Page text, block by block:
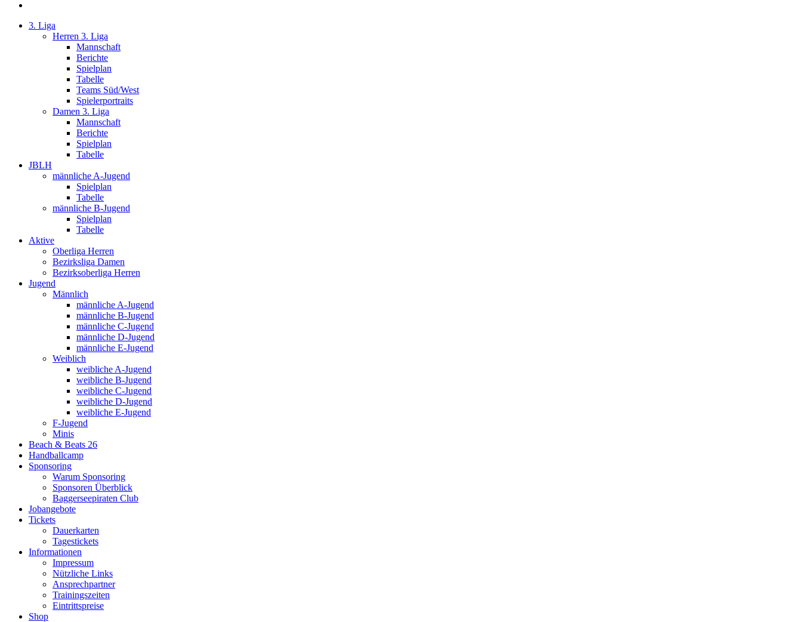
3. Liga
Herren 3. Liga
Mannschaft
Berichte
Spielplan
Tabelle
Teams Süd/West
Spielerportraits
Damen 3. Liga
Mannschaft
Berichte
Spielplan
Tabelle
JBLH
männliche A-Jugend
Spielplan
Tabelle
männliche B-Jugend
Spielplan
Tabelle
Aktive
Oberliga Herren
Bezirksliga Damen
Bezirksoberliga Herren
Jugend
Männlich
männliche A-Jugend
männliche B-Jugend
männliche C-Jugend
männliche D-Jugend
männliche E-Jugend
Weiblich
weibliche A-Jugend
weibliche B-Jugend
weibliche C-Jugend
weibliche D-Jugend
weibliche E-Jugend
F-Jugend
Minis
Beach & Beats 26
Handballcamp
Sponsoring
Warum Sponsoring
Sponsoren Überblick
Baggerseepiraten Club
Jobangebote
Tickets
Dauerkarten
Tagestickets
Informationen
Impressum
Nützliche Links
Ansprechpartner
Trainingszeiten
Eintrittspreise
Shop